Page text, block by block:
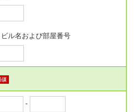
ル名および部屋番号
須
-